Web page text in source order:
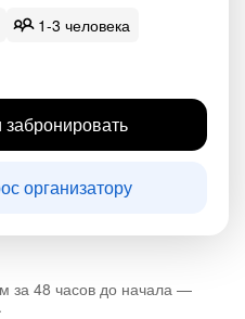
1-3 человека
организатору
за 48 часов до начала —